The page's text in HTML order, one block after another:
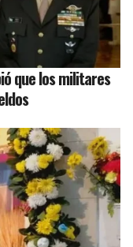
que los militares